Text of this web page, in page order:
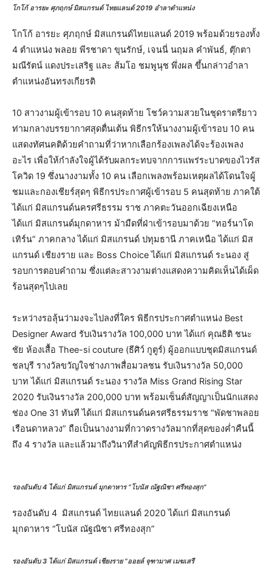
โกโก้ อารยะ ศุภฤกษ์ มิสแกรนด์ ไทยแลนด์ 2019 อำลาตำแหน่ง
โกโก้ อารยะ ศุภฤกษ์ มิสแกรนด์ไทยแลนด์ 2019 พร้อมด้วยรองทั้ง
4 ตำแหน่ง พลอย พีรชาดา ขุนรักษ์, เจนนี่ นฤมล คำพันธ์, ตุ๊กตา
มณีรัตน์ แดงประเสริฐ และ ส้มโอ ชมพูนุช พึ่งผล ขึ้นกล่าวอำลา
ตำแหน่งอันทรงเกียรติ
10 สาวงามผู้เข้ารอบ 10 คนสุดท้าย โชว์ความสวยในชุดราตรียาว
ท่ามกลางบรรยากาศสุดตื่นเต้น พิธีกรให้นางงามผู้เข้ารอบ 10 คน
แสดงทัศนคติด้วยคำถามที่ว่าหากเลือกร้องเพลงได้จะร้องเพลง
อะไร เพื่อให้กำลังใจผู้ได้รับผลกระทบจากการแพร่ระบาดของไวรัส
โควิด 19 ซึ่งนางงามทั้ง 10 คน เลือกเพลงพร้อมเหตุผลได้โดนใจผู้
ชมและกองเชียร์สุดๆ พิธีกรประกาศผู้เข้ารอบ 5 คนสุดท้าย ภาคใต้
ได้แก่ มิสแกรนด์นครศรีธรรม ราช ภาคตะวันออกเฉียงเหนือ
ได้แก่ มิสแกรนด์มุกดาหาร ม้ามืดที่ฝ่าเข้ารอบมาด้วย “ทอร์นาโด
เทิร์น” ภาคกลาง ได้แก่ มิสแกรนด์ ปทุมธานี ภาคเหนือ ได้แก่ มิส
แกรนด์ เชียงราย และ Boss Choice ได้แก่ มิสแกรนด์ ระนอง สู่
รอบการตอบคำถาม ซึ่งแต่ละสาวงามต่างแสดงความคิดเห็นได้เผ็ด
ร้อนสุดๆไปเลย
ระหว่างรอลุ้นว่ามงจะไปลงที่ใคร พิธีกรประกาศตำแหน่ง Best
Designer Award รับเงินรางวัล 100,000 บาท ได้แก่ คุณธิติ ชนะ
ชัย ห้องเสื้อ Thee-si couture (ธีศิว์ กูตูร์) ผู้ออกแบบชุดมิสแกรนด์
ชลบุรี รางวัลขวัญใจช่างภาพสื่อมวลชน รับเงินรางวัล 50,000
บาท ได้แก่ มิสแกรนด์ ระนอง รางวัล Miss Grand Rising Star
2020 รับเงินรางวัล 200,000 บาท พร้อมเซ็นต์สัญญาเป็นนักแสดง
ช่อง One 31 ทันที ได้แก่ มิสแกรนด์นครศรีธรรมราช “พัดชาพลอย
เรือนดาหลวง” ถือเป็นนางงามที่กวาดรางวัลมากที่สุดของค่ำคืนนี้
ถึง 4 รางวัล และแล้วมาถึงวินาทีสำคัญพิธีกรประกาศตำแหน่ง
รองอันดับ 4 ได้แก่ มิสแกรนด์ มุกดาหาร “โบนัส ณัฐณิชา ศรีทองสุก”
รองอันดับ 4 มิสแกรนด์ ไทยแลนด์ 2020 ได้แก่ มิสแกรนด์
มุกดาหาร “โบนัส ณัฐณิชา ศรีทองสุก”
รองอันดับ 3 ได้แก่ มิสแกรนด์ เชียงราย “ออยล์ จุฑามาศ เมฆเสรี